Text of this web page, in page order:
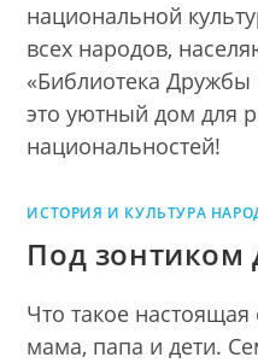
национальной
всех народов,
«Библиотека
это уютный дом для
национальностей!
ИСТОРИЯ И КУЛЬТУРА
Под
Что такое настоящая
мама, папа и дети.